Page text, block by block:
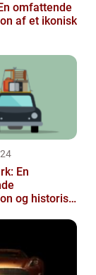
omfattende
af et ikonisk
En
og historisk